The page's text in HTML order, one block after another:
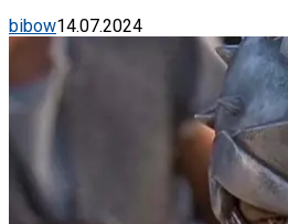
bibow14.07.2024